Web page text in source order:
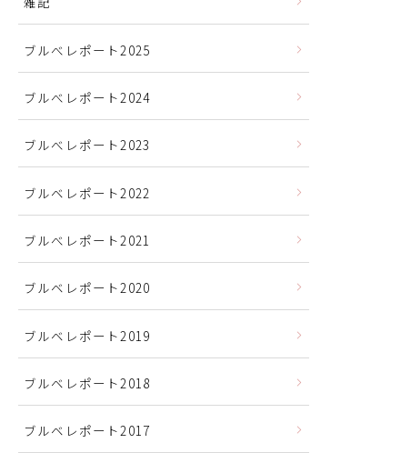
ブルべレポート2025
ブルべレポート2024
ブルべレポート2023
ブルベレポート2022
ブルべレポート2021
ブルベレポート2020
ブルベレポート2019
ブルベレポート2018
ブルベレポート2017